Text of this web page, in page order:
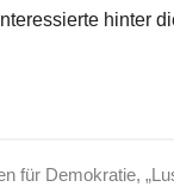
hinter
für Demokratie,